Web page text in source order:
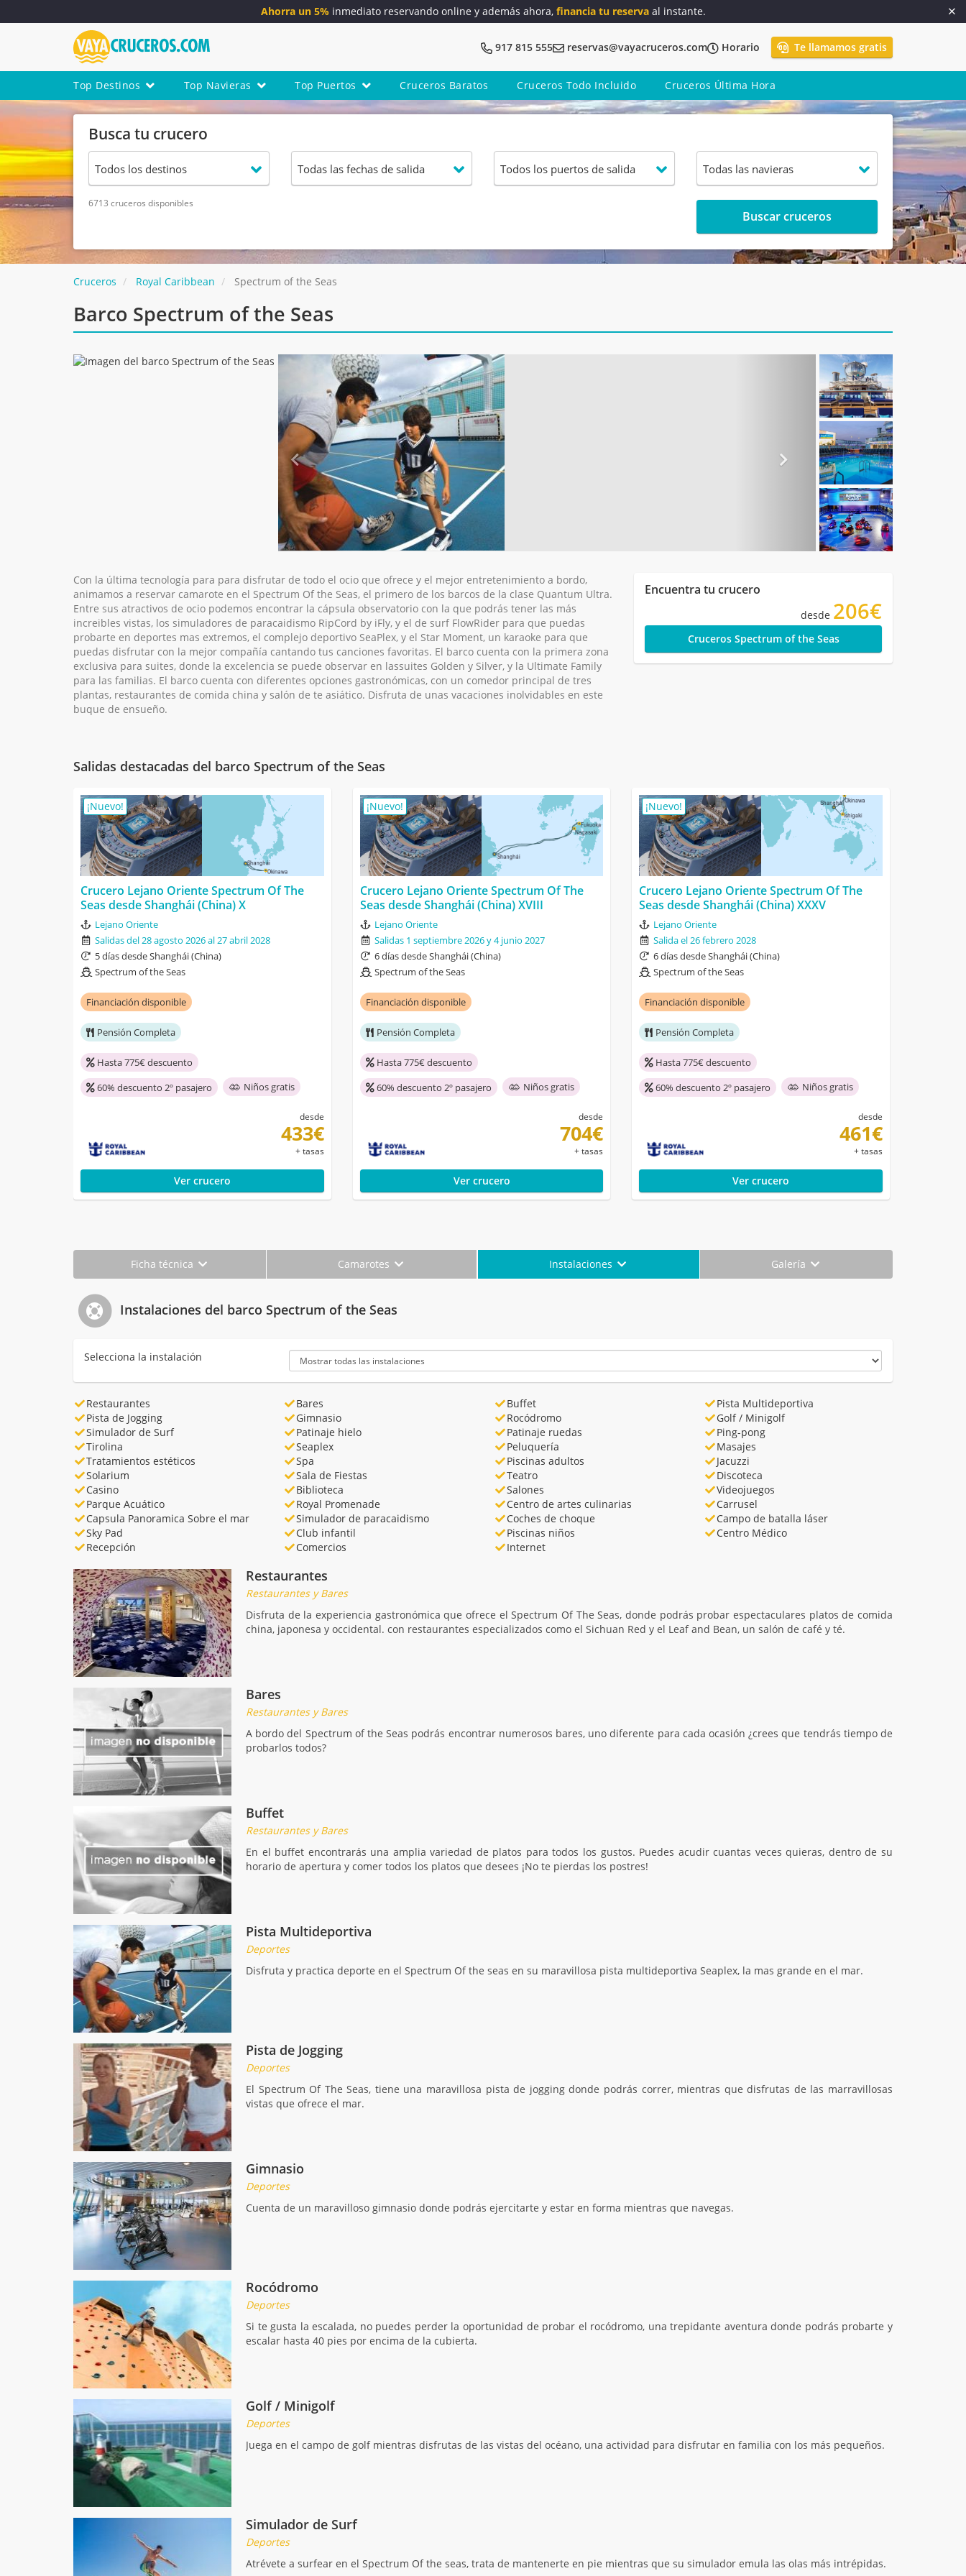
Ahorra un 5% inmediato reservando online y además ahora, financia tu reserva al instante.
917 815 555 reservas@vayacruceros.com Horario Te llamamos gratis
Top Destinos Top Navieras Top Puertos Cruceros Baratos Cruceros Todo Incluido Cruceros Última Hora
Busca tu crucero
6713 cruceros disponibles
Buscar cruceros
Cruceros Royal Caribbean Spectrum of the Seas
Barco Spectrum of the Seas
Con la última tecnología para para disfrutar de todo el ocio que ofrece y el mejor entretenimiento a bordo,
animamos a reservar camarote en el Spectrum Of the Seas, el primero de los barcos de la clase Quantum Ultra.
Entre sus atractivos de ocio podemos encontrar la cápsula observatorio con la que podrás tener las más
increibles vistas, los simuladores de paracaidismo RipCord by iFly, y el de surf FlowRider para que puedas
probarte en deportes mas extremos, el complejo deportivo SeaPlex, y el Star Moment, un karaoke para que
puedas disfrutar con la mejor compañía cantando tus canciones favoritas. El barco cuenta con la primera zona
exclusiva para suites, donde la excelencia se puede observar en lassuites Golden y Silver, y la Ultimate Family
para las familias. El barco cuenta con diferentes opciones gastronómicas, con un comedor principal de tres
plantas, restaurantes de comida china y salón de te asiático. Disfruta de unas vacaciones inolvidables en este
buque de ensueño.
Encuentra tu crucero
desde 206€
Cruceros Spectrum of the Seas
Salidas destacadas del barco Spectrum of the Seas
¡Nuevo!
Crucero Lejano Oriente Spectrum Of The
Seas desde Shanghái (China) X
Lejano Oriente
Salidas del 28 agosto 2026 al 27 abril 2028
5 días desde Shanghái (China)
Spectrum of the Seas
Financiación disponible
Pensión Completa
Hasta 775€ descuento
60% descuento 2º pasajero
Niños gratis
desde
433€
+ tasas
Ver crucero
¡Nuevo!
Crucero Lejano Oriente Spectrum Of The
Seas desde Shanghái (China) XVIII
Lejano Oriente
Salidas 1 septiembre 2026 y 4 junio 2027
6 días desde Shanghái (China)
Spectrum of the Seas
Financiación disponible
Pensión Completa
Hasta 775€ descuento
60% descuento 2º pasajero
Niños gratis
desde
704€
+ tasas
Ver crucero
¡Nuevo!
Crucero Lejano Oriente Spectrum Of The
Seas desde Shanghái (China) XXXV
Lejano Oriente
Salida el 26 febrero 2028
6 días desde Shanghái (China)
Spectrum of the Seas
Financiación disponible
Pensión Completa
Hasta 775€ descuento
60% descuento 2º pasajero
Niños gratis
desde
461€
+ tasas
Ver crucero
Ficha técnica Camarotes Instalaciones Galería
Instalaciones del barco Spectrum of the Seas
Selecciona la instalación
Restaurantes Bares Buffet
Pista Multideportiva
Pista de Jogging
Gimnasio Rocódromo
Golf / Minigolf
Simulador de Surf
Patinaje hielo Patinaje ruedas
Ping-pong
Tirolina
Seaplex Peluquería
Masajes
Tratamientos estéticos
Spa Piscinas adultos
Jacuzzi
Solarium
Sala de Fiestas Teatro
Discoteca
Casino
Biblioteca Salones
Videojuegos
Parque Acuático
Royal Promenade Centro de artes culinarias
Carrusel
Capsula Panoramica Sobre el mar
Simulador de paracaidismo Coches de choque
Campo de batalla láser
Sky Pad
Club infantil Piscinas niños
Centro Médico
Recepción
Comercios Internet
Restaurantes
Restaurantes y Bares
Disfruta de la experiencia gastronómica que ofrece el Spectrum Of The Seas, donde podrás probar espectaculares platos de comida
china, japonesa y occidental. con restaurantes especializados como el Sichuan Red y el Leaf and Bean, un salón de café y té.
Bares
Restaurantes y Bares
A bordo del Spectrum of the Seas podrás encontrar numerosos bares, uno diferente para cada ocasión ¿crees que tendrás tiempo de
probarlos todos?
Buffet
Restaurantes y Bares
En el buffet encontrarás una amplia variedad de platos para todos los gustos. Puedes acudir cuantas veces quieras, dentro de su
horario de apertura y comer todos los platos que desees ¡No te pierdas los postres!
Pista Multideportiva
Deportes
Disfruta y practica deporte en el Spectrum Of the seas en su maravillosa pista multideportiva Seaplex, la mas grande en el mar.
Pista de Jogging
Deportes
El Spectrum Of The Seas, tiene una maravillosa pista de jogging donde podrás correr, mientras que disfrutas de las marravillosas
vistas que ofrece el mar.
Gimnasio
Deportes
Cuenta de un maravilloso gimnasio donde podrás ejercitarte y estar en forma mientras que navegas.
Rocódromo
Deportes
Si te gusta la escalada, no puedes perder la oportunidad de probar el rocódromo, una trepidante aventura donde podrás probarte y
escalar hasta 40 pies por encima de la cubierta.
Golf / Minigolf
Deportes
Juega en el campo de golf mientras disfrutas de las vistas del océano, una actividad para disfrutar en familia con los más pequeños.
Simulador de Surf
Deportes
Atrévete a surfear en el Spectrum Of the seas, trata de mantenerte en pie mientras que su simulador emula las olas más intrépidas.